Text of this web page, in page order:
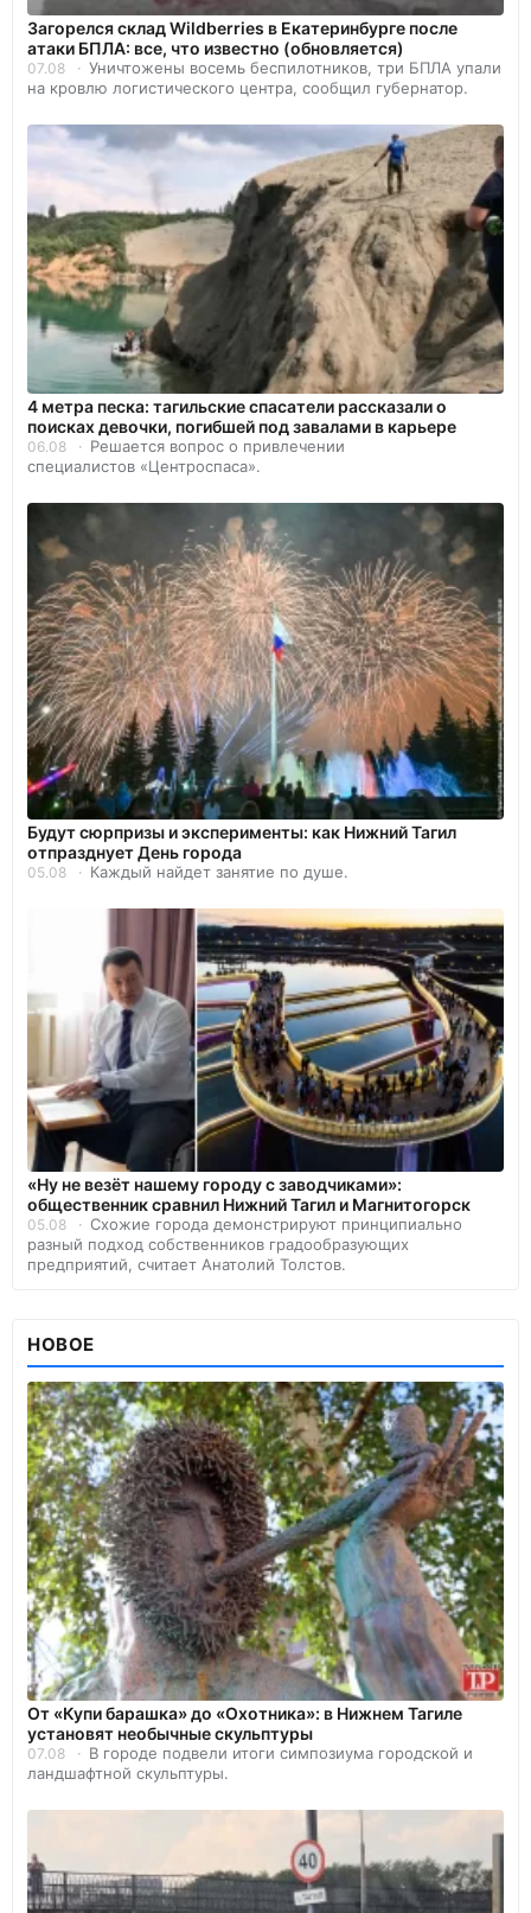
Загорелся склад Wildberries в Екатеринбурге после
атаки БПЛА: все, что известно (обновляется)
07.08
Уничтожены восемь беспилотников, три БПЛА упали
на кровлю логистического центра, сообщил губернатор.
4 метра песка: тагильские спасатели рассказали о
поисках девочки, погибшей под завалами в карьере
06.08
Решается вопрос о привлечении
специалистов «Центроспаса».
Будут сюрпризы и эксперименты: как Нижний Тагил
отпразднует День города
05.08 Каждый найдет занятие по душе.
«Ну не везёт нашему городу с заводчиками»:
общественник сравнил Нижний Тагил и Магнитогорск
05.08
Схожие города демонстрируют принципиально
разный подход собственников градообразующих
предприятий, считает Анатолий Толстов.
НОВОЕ
От «Купи барашка» до «Охотника»: в Нижнем Тагиле
установят необычные скульптуры
07.08
В городе подвели итоги симпозиума городской и
ландшафтной скульптуры.